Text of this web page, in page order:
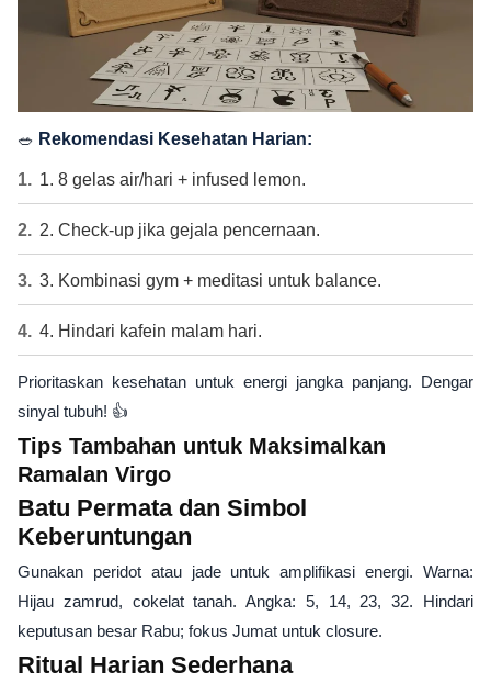
🥗 Rekomendasi Kesehatan Harian:
1. 8 gelas air/hari + infused lemon.
2. Check-up jika gejala pencernaan.
3. Kombinasi gym + meditasi untuk balance.
4. Hindari kafein malam hari.
Prioritaskan kesehatan untuk energi jangka panjang. Dengar
sinyal tubuh! 👍
Tips Tambahan untuk Maksimalkan
Ramalan Virgo
Batu Permata dan Simbol
Keberuntungan
Gunakan peridot atau jade untuk amplifikasi energi. Warna:
Hijau zamrud, cokelat tanah. Angka: 5, 14, 23, 32. Hindari
keputusan besar Rabu; fokus Jumat untuk closure.
Ritual Harian Sederhana